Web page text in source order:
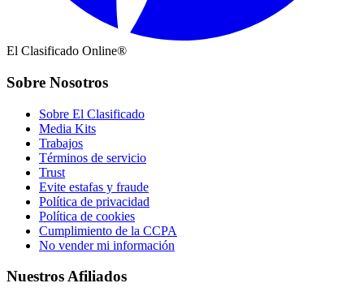
El Clasificado Online®
Sobre Nosotros
Sobre El Clasificado
Media Kits
Trabajos
Términos de servicio
Trust
Evite estafas y fraude
Política de privacidad
Política de cookies
Cumplimiento de la CCPA
No vender mi información
Nuestros Afiliados